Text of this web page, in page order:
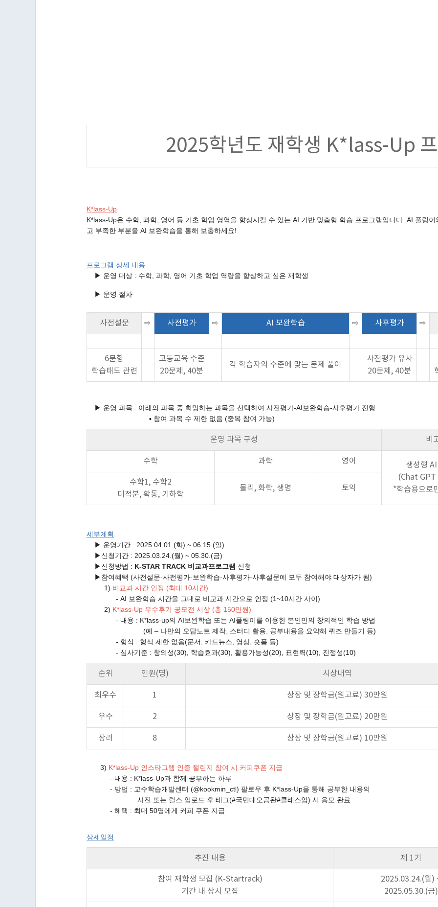
2025학년도 재학생 K*lass-Up
K*lass-Up
K*lass-Up은 수학, 과학, 영어 등 기초 학업 영역을 향상시킬 수 있는 AI 기반 맞춤형 학습 프로그램입니다. AI 풀링
고 부족한 부분을 AI 보완학습을 통해 보충하세요!
프로그램 상세 내용
▶ 운영 대상 : 수학, 과학, 영어 기초 학업 역량을 향상하고 싶은 재학생
▶ 운영 절차
사전설문 ⇨ 사전평가 ⇨ AI 보완학습 ⇨ 사후평가 ⇨
6문항
학습태도 관련
고등교육 수준
20문제, 40분
각 학습자의 수준에 맞는 문제 풀이
사전평가 유사
20문제, 40분
▶ 운영 과목 : 아래의 과목 중 희망하는 과목을 선택하여 사전평가-AI보완학습-사후평가 진행
▪ 참여 과목 수 제한 없음 (중복 참여 가능)
운영 과목 구성 비
수학 과학 영어
생성형
(Chat GPT
*학습용으로
수학1, 수학2
미적분, 확통, 기하학
물리, 화학, 생명 토익
세부계획
▶ 운영기간 : 2025.04.01.(화) ~ 06.15.(일)
▶신청기간 : 2025.03.24.(월) ~ 05.30.(금)
▶신청방법 : K-STAR TRACK 비교과프로그램 신청
▶참여혜택 (사전설문-사전평가-보완학습-사후평가-사후설문에 모두 참여해야 대상자가 됨)
1) 비교과 시간 인정 (최대 10시간)
- AI 보완학습 시간을 그대로 비교과 시간으로 인정 (1~10시간 사이)
2) K*lass-Up 우수후기 공모전 시상 (총 150만원)
- 내용 : K*lass-up의 AI보완학습 또는 AI풀링이를 이용한 본인만의 창의적인 학습 방법
(예 – 나만의 오답노트 제작, 스터디 활용, 공부내용을 요약해 퀴즈 만들기 등)
- 형식 : 형식 제한 없음(문서, 카드뉴스, 영상, 숏폼 등)
- 심사기준 : 창의성(30), 학습효과(30), 활용가능성(20), 표현력(10), 진정성(10)
순위 인원(명) 시상내역
최우수 1 상장 및 장학금(원고료) 30만원
우수 2 상장 및 장학금(원고료) 20만원
장려 8 상장 및 장학금(원고료) 10만원
3) K*lass-Up 인스타그램 인증 챌린지 참여 시 커피쿠폰 지급
- 내용 : K*lass-Up과 함께 공부하는 하루
- 방법 : 교수학습개발센터 (@kookmin_ctl) 팔로우 후 K*lass-Up을 통해 공부한 내용의
사진 또는 릴스 업로드 후 태그(#국민대오공완#클래스업) 시 응모 완료
- 혜택 : 최대 50명에게 커피 쿠폰 지급
상세일정
추진 내용 제 1기
참여 재학생 모집 (K-Startrack)
기간 내 상시 모집
2025.03.24.(월)
2025.05.30.(금)